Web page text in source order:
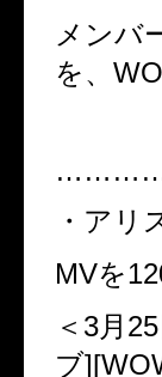
メンバ
を、
・アリ
MVを
＜3月
ブ